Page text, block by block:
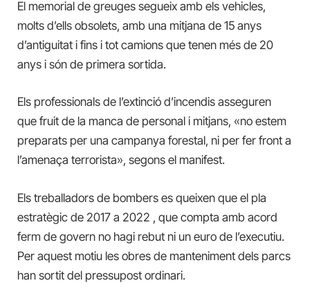
El memorial de greuges segueix amb els vehicles,
molts d’ells obsolets, amb una mitjana de 15 anys
d’antiguitat i fins i tot camions que tenen més de 20
anys i són de primera sortida.
Els professionals de l’extinció d’incendis asseguren
que fruit de la manca de personal i mitjans, «no estem
preparats per una campanya forestal, ni per fer front a
l’amenaça terrorista», segons el manifest.
Els treballadors de bombers es queixen que el pla
estratègic de 2017 a 2022 , que compta amb acord
ferm de govern no hagi rebut ni un euro de l’executiu.
Per aquest motiu les obres de manteniment dels parcs
han sortit del pressupost ordinari.